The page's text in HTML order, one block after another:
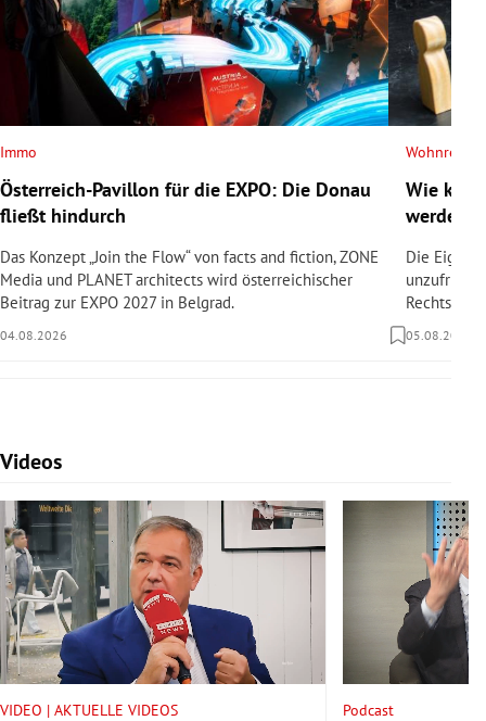
Immo
Österreich-Pavillon für die EXPO: Die Donau
fließt hindurch
Das Konzept „Join the Flow“ von facts and fiction, ZONE
Media und PLANET architects wird österreichischer
Beitrag zur EXPO 2027 in Belgrad.
04.08.2026
Wohnrecht
Wie
werden?
Die
05.08.2026
Videos
Slide 1 von 7
VIDEO | AKTUELLE VIDEOS Podcast